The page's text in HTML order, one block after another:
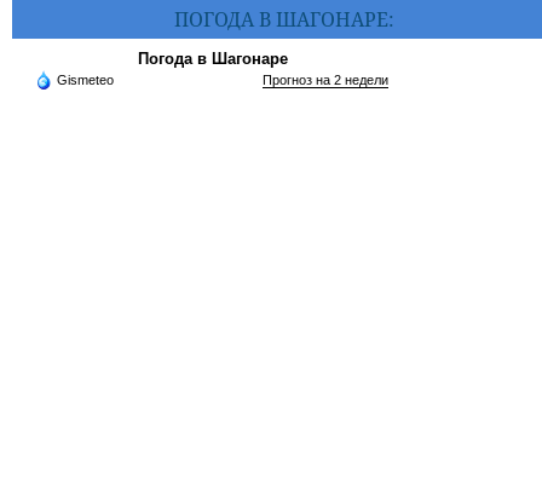
ПОГОДА В ШАГОНАРЕ:
Погода в Шагонаре
Gismeteo Прогноз на 2 недели